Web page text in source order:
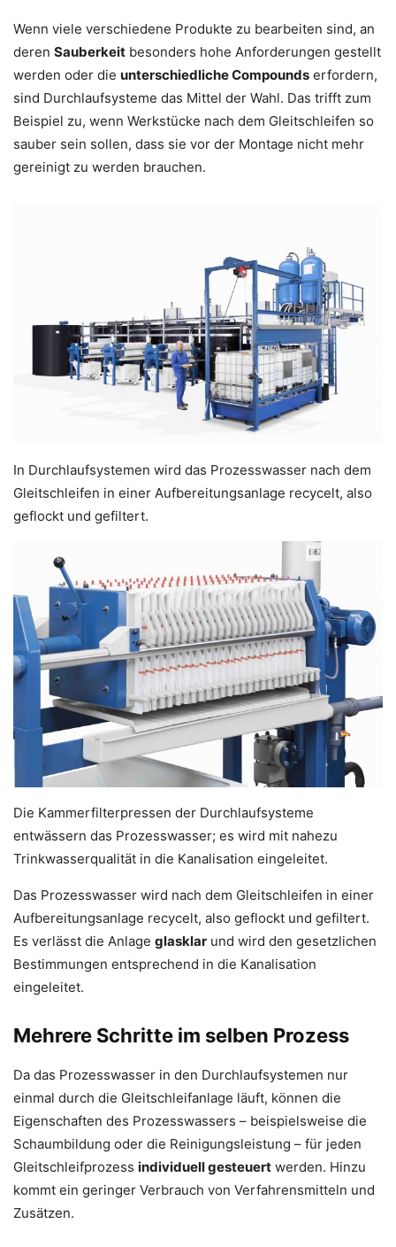
Wenn viele verschiedene Produkte zu bearbeiten sind, an
deren Sauberkeit besonders hohe Anforderungen gestellt
werden oder die unterschiedliche Compounds erfordern,
sind Durchlaufsysteme das Mittel der Wahl. Das trifft zum
Beispiel zu, wenn Werkstücke nach dem Gleitschleifen so
sauber sein sollen, dass sie vor der Montage nicht mehr
gereinigt zu werden brauchen.
In Durchlaufsystemen wird das Prozesswasser nach dem
Gleitschleifen in einer Aufbereitungsanlage recycelt, also
geflockt und gefiltert.
Die Kammerfilterpressen der Durchlaufsysteme
entwässern das Prozesswasser; es wird mit nahezu
Trinkwasserqualität in die Kanalisation eingeleitet.
Das Prozesswasser wird nach dem Gleitschleifen in einer
Aufbereitungsanlage recycelt, also geflockt und gefiltert.
Es verlässt die Anlage glasklar und wird den gesetzlichen
Bestimmungen entsprechend in die Kanalisation
eingeleitet.
Mehrere Schritte im selben Prozess
Da das Prozesswasser in den Durchlaufsystemen nur
einmal durch die Gleitschleifanlage läuft, können die
Eigenschaften des Prozesswassers – beispielsweise die
Schaumbildung oder die Reinigungsleistung – für jeden
Gleitschleifprozess individuell gesteuert werden. Hinzu
kommt ein geringer Verbrauch von Verfahrensmitteln und
Zusätzen.